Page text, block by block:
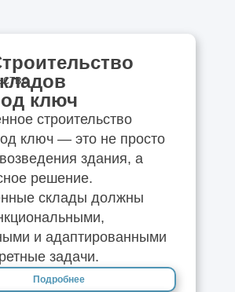
ключ
строительство
ключ — это не просто
здания, а
решение.
склады должны
и адаптированными
задачи.
Подробнее